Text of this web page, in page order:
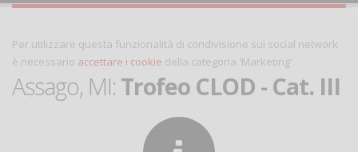
Per utilizzare questa funzionalità di condivisione sui social network
è necessario accettare i cookie della categoria 'Marketing'
Assago, MI: Trofeo CLOD - Cat. III